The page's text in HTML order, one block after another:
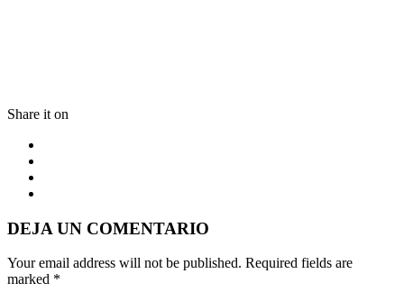
Share it on
DEJA UN COMENTARIO
Your email address will not be published. Required fields are
marked *